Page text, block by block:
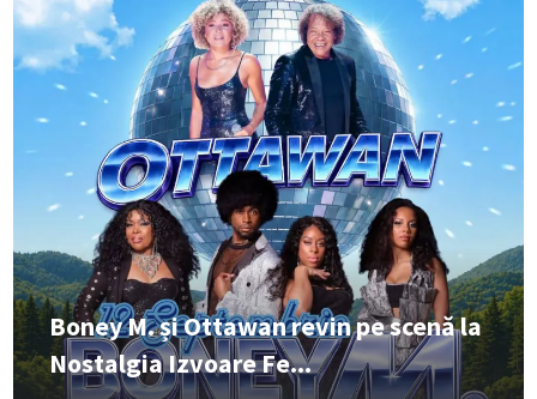
Boney M. și Ottawan revin pe scenă la
Nostalgia Izvoare Fe...